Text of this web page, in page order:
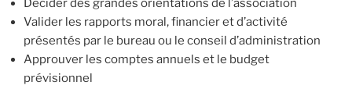
Décider des grandes orientations de l’association
Valider les rapports moral, financier et d’activité
présentés par le bureau ou le conseil d’administration
Approuver les comptes annuels et le budget
prévisionnel